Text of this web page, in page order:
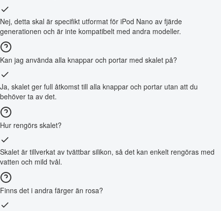
Nej, detta skal är specifikt utformat för iPod Nano av fjärde
generationen och är inte kompatibelt med andra modeller.
Kan jag använda alla knappar och portar med skalet på?
Ja, skalet ger full åtkomst till alla knappar och portar utan att du
behöver ta av det.
Hur rengörs skalet?
Skalet är tillverkat av tvättbar silikon, så det kan enkelt rengöras med
vatten och mild tvål.
Finns det i andra färger än rosa?